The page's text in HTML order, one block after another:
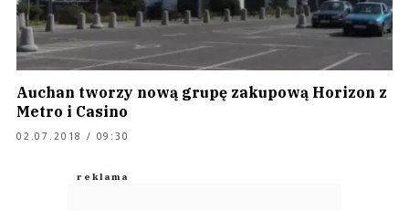
Auchan tworzy nową grupę zakupową Horizon z
Metro i Casino
02.07.2018 / 09:30